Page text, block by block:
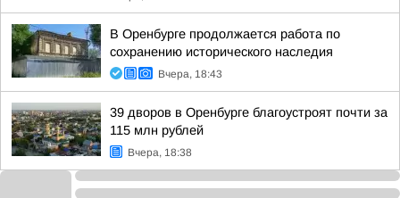
В Оренбурге продолжается работа по
сохранению исторического наследия
Вчера, 18:43
39 дворов в Оренбурге благоустроят почти за
115 млн рублей
Вчера, 18:38